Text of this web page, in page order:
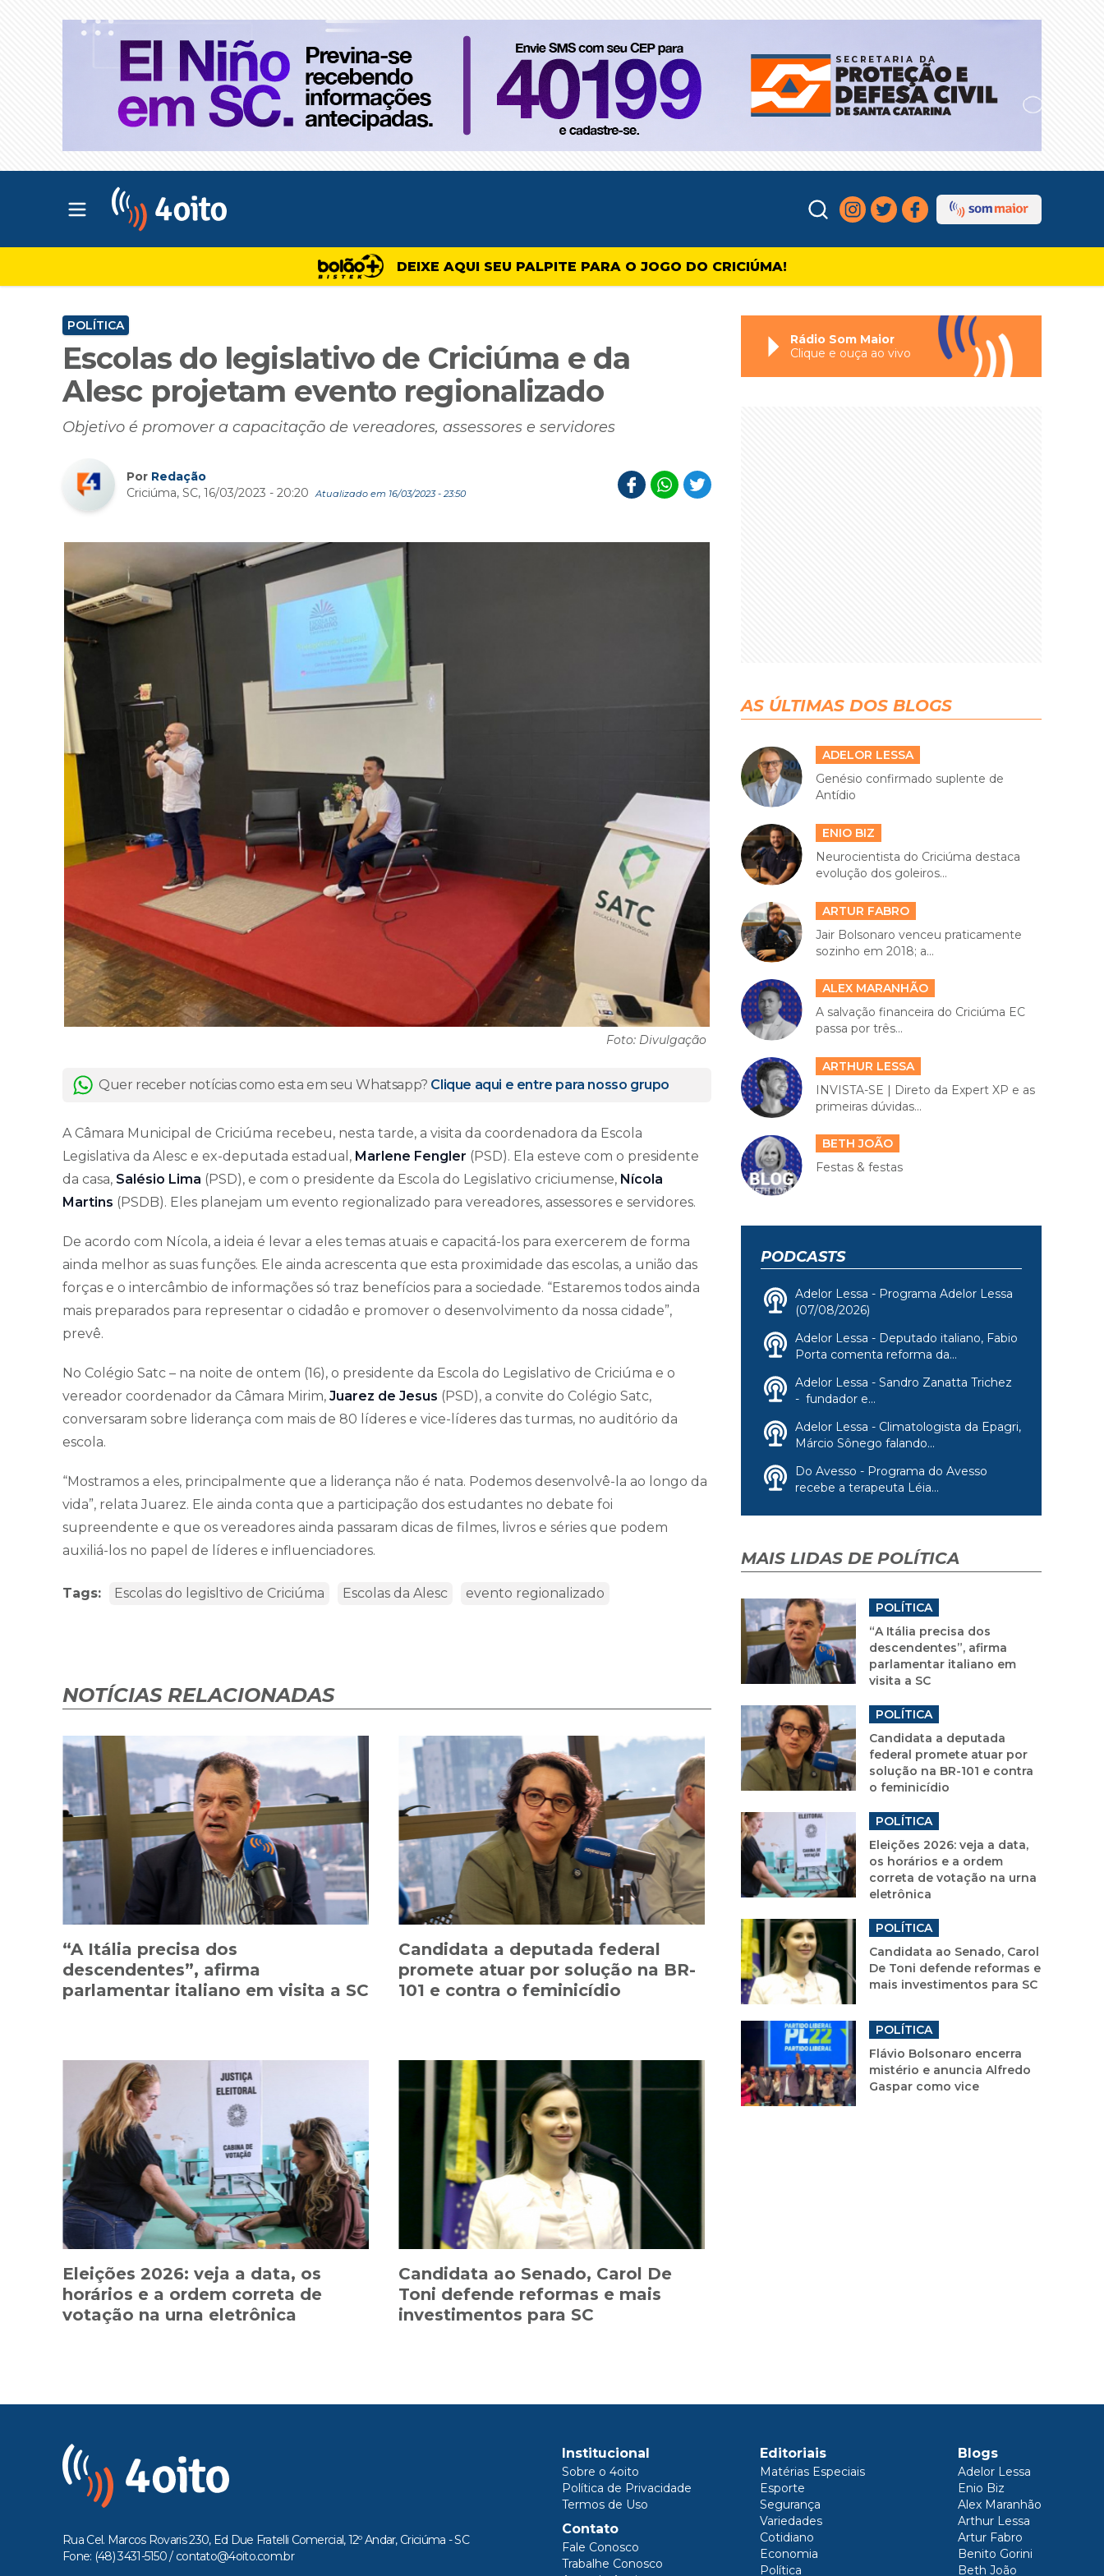
Abrir menu principal
DEIXE AQUI SEU PALPITE PARA O JOGO DO CRICIÚMA!
POLÍTICA
Escolas do legislativo de Criciúma e da
Alesc projetam evento regionalizado
Objetivo é promover a capacitação de vereadores, assessores e servidores
Por Redação
Criciúma, SC, 16/03/2023 - 20:20
Atualizado em 16/03/2023 - 23:50
Foto: Divulgação
Quer receber notícias como esta em seu Whatsapp? Clique aqui e entre para nosso grupo
A Câmara Municipal de Criciúma recebeu, nesta tarde, a visita da coordenadora da Escola
Legislativa da Alesc e ex-deputada estadual, Marlene Fengler (PSD). Ela esteve com o presidente
da casa, Salésio Lima (PSD), e com o presidente da Escola do Legislativo criciumense, Nícola
Martins (PSDB). Eles planejam um evento regionalizado para vereadores, assessores e servidores.
De acordo com Nícola, a ideia é levar a eles temas atuais e capacitá-los para exercerem de forma
ainda melhor as suas funções. Ele ainda acrescenta que esta proximidade das escolas, a união das
forças e o intercâmbio de informações só traz benefícios para a sociedade. “Estaremos todos ainda
mais preparados para representar o cidadâo e promover o desenvolvimento da nossa cidade”,
prevê.
No Colégio Satc – na noite de ontem (16), o presidente da Escola do Legislativo de Criciúma e o
vereador coordenador da Câmara Mirim, Juarez de Jesus (PSD), a convite do Colégio Satc,
conversaram sobre liderança com mais de 80 líderes e vice-líderes das turmas, no auditório da
escola.
“Mostramos a eles, principalmente que a liderança não é nata. Podemos desenvolvê-la ao longo da
vida”, relata Juarez. Ele ainda conta que a participação dos estudantes no debate foi
supreendente e que os vereadores ainda passaram dicas de filmes, livros e séries que podem
auxiliá-los no papel de líderes e influenciadores.
Tags: Escolas do legisltivo de Criciúma Escolas da Alesc evento regionalizado
NOTÍCIAS RELACIONADAS
“A Itália precisa dos
descendentes”, afirma
parlamentar italiano em visita a SC
Candidata a deputada federal
promete atuar por solução na BR-
101 e contra o feminicídio
Eleições 2026: veja a data, os
horários e a ordem correta de
votação na urna eletrônica
Candidata ao Senado, Carol De
Toni defende reformas e mais
investimentos para SC
Rádio Som Maior
Clique e ouça ao vivo
AS ÚLTIMAS DOS BLOGS
ADELOR LESSA
Genésio confirmado suplente de
Antídio
ENIO BIZ
Neurocientista do Criciúma destaca
evolução dos goleiros...
ARTUR FABRO
Jair Bolsonaro venceu praticamente
sozinho em 2018; a...
ALEX MARANHÃO
A salvação financeira do Criciúma EC
passa por três...
ARTHUR LESSA
INVISTA-SE | Direto da Expert XP e as
primeiras dúvidas...
BETH JOÃO
Festas & festas
PODCASTS
Adelor Lessa - Programa Adelor Lessa
(07/08/2026)
Adelor Lessa - Deputado italiano, Fabio
Porta comenta reforma da...
Adelor Lessa - Sandro Zanatta Trichez
- fundador e...
Adelor Lessa - Climatologista da Epagri,
Márcio Sônego falando...
Do Avesso - Programa do Avesso
recebe a terapeuta Léia...
MAIS LIDAS DE POLÍTICA
POLÍTICA
“A Itália precisa dos
descendentes”, afirma
parlamentar italiano em
visita a SC
POLÍTICA
Candidata a deputada
federal promete atuar por
solução na BR-101 e contra
o feminicídio
POLÍTICA
Eleições 2026: veja a data,
os horários e a ordem
correta de votação na urna
eletrônica
POLÍTICA
Candidata ao Senado, Carol
De Toni defende reformas e
mais investimentos para SC
POLÍTICA
Flávio Bolsonaro encerra
mistério e anuncia Alfredo
Gaspar como vice
Rua Cel. Marcos Rovaris 230, Ed Due Fratelli Comercial, 12º Andar, Criciúma - SC
Fone: (48) 3431-5150 / contato@4oito.com.br
Institucional
Sobre o 4oito
Política de Privacidade
Termos de Uso
Contato
Fale Conosco
Trabalhe Conosco
Editoriais
Matérias Especiais
Esporte
Segurança
Variedades
Cotidiano
Economia
Política
Blogs
Adelor Lessa
Enio Biz
Alex Maranhão
Arthur Lessa
Artur Fabro
Benito Gorini
Beth João